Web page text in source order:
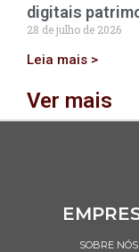
digitais
28 de julho de 2026
Leia mais >
Ver mais
SOBRE NÓS